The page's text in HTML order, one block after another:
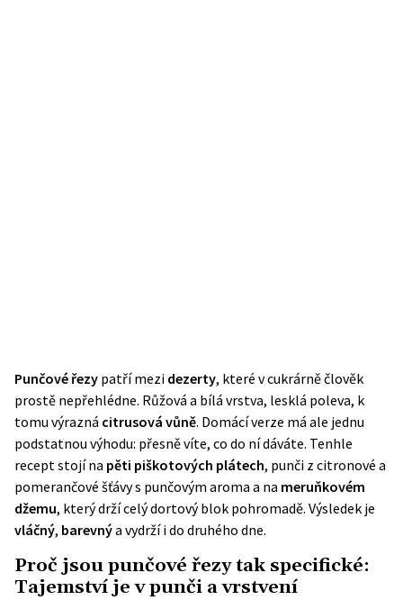
Punčové řezy patří mezi dezerty, které v cukrárně člověk
prostě nepřehlédne. Růžová a bílá vrstva, lesklá poleva, k
tomu výrazná citrusová vůně. Domácí verze má ale jednu
podstatnou výhodu: přesně víte, co do ní dáváte. Tenhle
recept stojí na pěti piškotových plátech, punči z citronové a
pomerančové šťávy s punčovým aroma a na meruňkovém
džemu, který drží celý dortový blok pohromadě. Výsledek je
vláčný, barevnýa vydrží i do druhého dne.
Proč jsou punčové řezy tak specifické:
Tajemství je v punči a vrstvení